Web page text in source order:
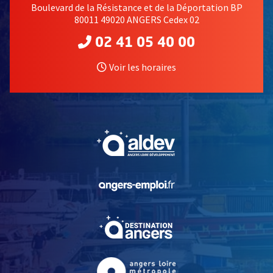
Boulevard de la Résistance et de la Déportation BP
80011 49020 ANGERS Cedex 02
02 41 05 40 00
Voir les horaires
, Ouvre une nouvelle
, Ouvre une nouvelle